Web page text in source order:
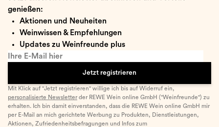
genießen:
Aktionen und Neuheiten
Weinwissen & Empfehlungen
Updates zu Weinfreunde plus
Ihre E-Mail hier
Jetzt registrieren
Mit Klick auf "Jetzt registrieren" willige ich bis auf Widerruf ein,
personalisierte Newsletter der REWE Wein online GmbH ("Weinfreunde") zu
erhalten. Ich bin damit einverstanden, dass die REWE Wein online GmbH mir
per E-Mail an mich gerichtete Werbung zu Produkten, Dienstleistungen,
Aktionen, Zufriedenheitsbefragungen und Infos zum